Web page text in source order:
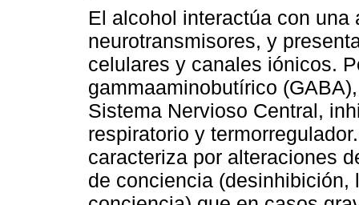
El alcohol interactúa con
neurotransmisores, y
celulares y canales iónicos.
gammaaminobutírico
Sistema Nervioso Central,
respiratorio y
caracteriza por alteraciones
de conciencia